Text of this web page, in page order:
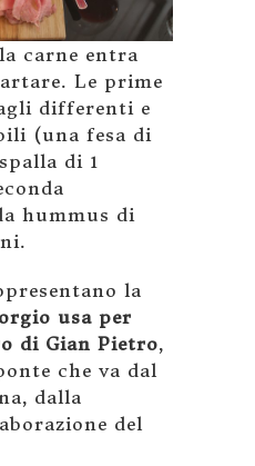
carne entra
Le prime
differenti e
(una fesa di
di 1
hummus di
la
usa per
di Gian Pietro,
che va dal
dalla
del